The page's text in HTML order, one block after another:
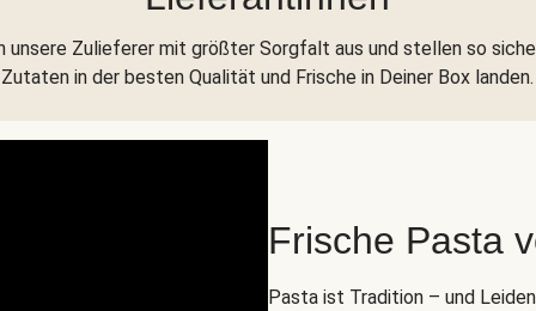
unsere Zulieferer mit größter Sorgfalt aus und stellen so
Zutaten in der besten Qualität und Frische in Deiner Box landen.
Frische Pasta
Pasta ist Tradition – und